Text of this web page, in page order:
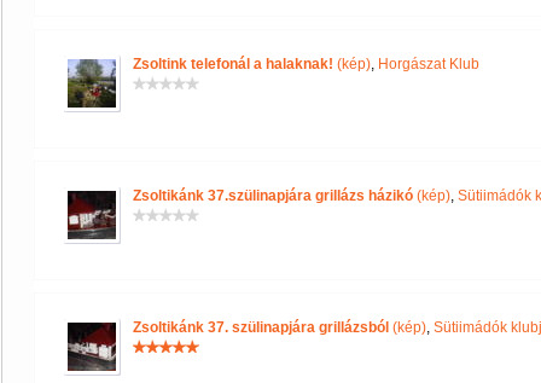
Zsoltink telefonál a halaknak! (kép), Horgászat Klub
Zsoltikánk 37.szülinapjára grillázs házikó (kép), Sütiimádók
Zsoltikánk 37. szülinapjára grillázsból (kép), Sütiimádók